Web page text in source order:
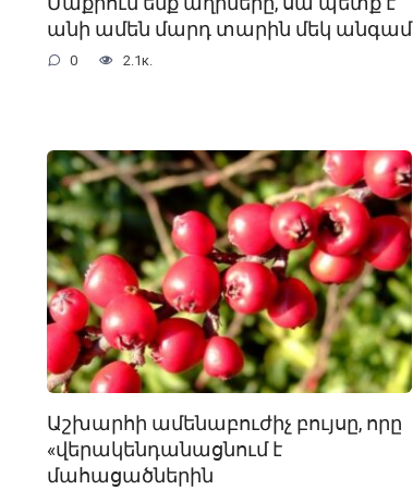
անի ամեն մարդ տարին մեկ անգամ
0 2.1к.
Աշխարհի ամենաբուժիչ բույսը, որը
«վերակենդանացնում է
մահացածներին